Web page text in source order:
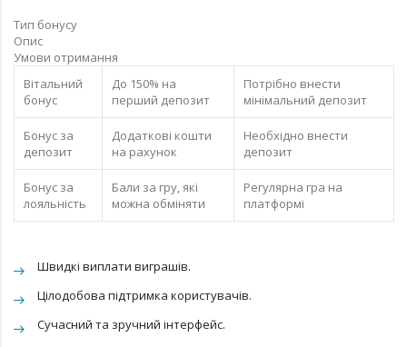
Тип бонусу
Опис
Умови отримання
Вітальний
бонус
До 150% на
перший депозит
Потрібно внести
мінімальний депозит
Бонус за
депозит
Додаткові кошти
на рахунок
Необхідно внести
депозит
Бонус за
лояльність
Бали за гру, які
можна обміняти
Регулярна гра на
платформі
Швидкі виплати виграшів.
Цілодобова підтримка користувачів.
Сучасний та зручний інтерфейс.